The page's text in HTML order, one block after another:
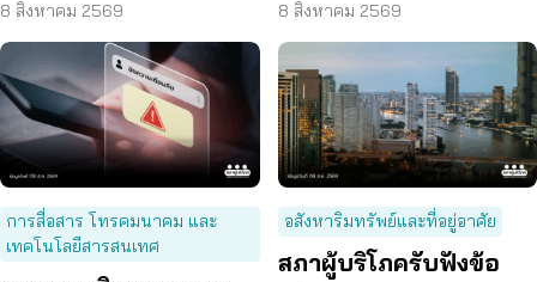
ส่งฯ คุมเข้มทุกจุดตรวจ
8 สิงหาคม 2569
ถูกละเลย ผู้บริโภคจึงต้อง
เสี่ยง
8 สิงหาคม 2569
การสื่อสาร โทรคมนาคม และ
เทคโนโลยีสารสนเทศ
อสังหาริมทรัพย์และที่อยู่อาศัย
สภาผู้บริโภครับฟังข้อ